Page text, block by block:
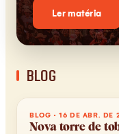
Ler matéria
Blog
BLOG ·16 DE ABR. DE
Nova torre de